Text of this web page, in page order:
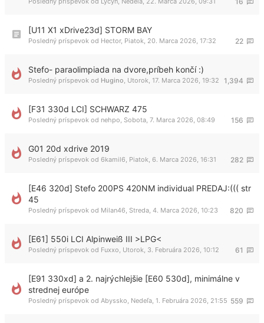
[U11 X1 xDrive23d] STORM BAY
22
Posledný príspevok od Hector, Piatok, 20. Marca 2026, 17:32
Stefo- paraolimpiada na dvore,príbeh končí :)
1,394
Posledný príspevok od Hugino Utorok, 17. Marca 2026, 19:32
[F31 330d LCI] SCHWARZ 475
156
Posledný príspevok od nehpo Sobota, 7. Marca 2026, 08:49
G01 20d xdrive 2019
282
Posledný príspevok od 6kamil6 Piatok, 6. Marca 2026, 16:31
[E46 320d] Stefo 200PS 420NM individual PREDAJ:((( str
45
820
Posledný príspevok od Milan46 Streda, 4. Marca 2026, 10:23
[E61] 550i LCI Alpinweiß III >LPG<
61
Posledný príspevok od Fuxxo Utorok, 3. Februára 2026, 10:12
[E91 330xd] a 2. najrýchlejšie [E60 530d], minimálne v
strednej európe
559
Posledný príspevok od Abyssko Nedeľa, 1. Februára 2026, 21:55